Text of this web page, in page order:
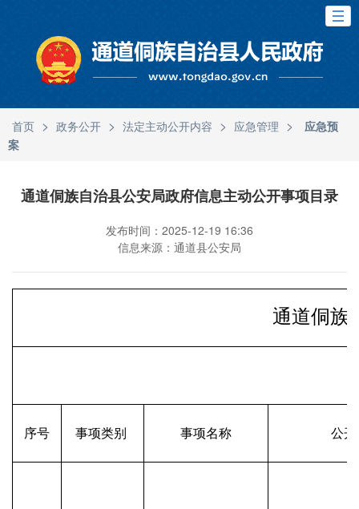
首页 > 政务公开 > 法定主动公开内容 > 应急管理 >
应急预
案
通道侗族自治县公安局政府信息主动公开事项目录
发布时间：2025-12-19 16:36
信息来源：通道县公安局
通道侗族
序号 事项类别 事项名称 公